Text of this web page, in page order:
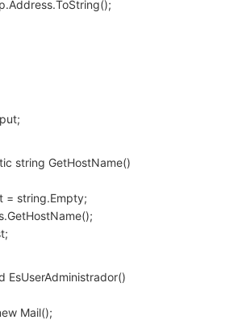
string GetHostName()
= string.Empty;
EsUserAdministrador()
Mail();